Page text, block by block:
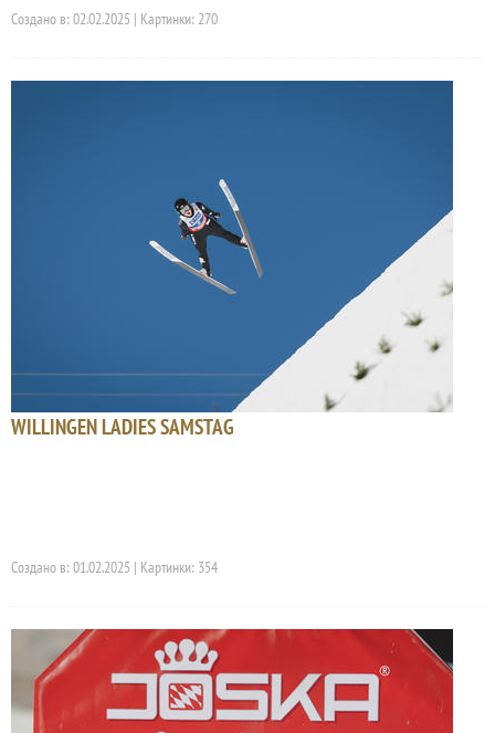
Создано в: 02.02.2025 | Картинки: 270
WILLINGEN LADIES SAMSTAG
Создано в: 01.02.2025 | Картинки: 354